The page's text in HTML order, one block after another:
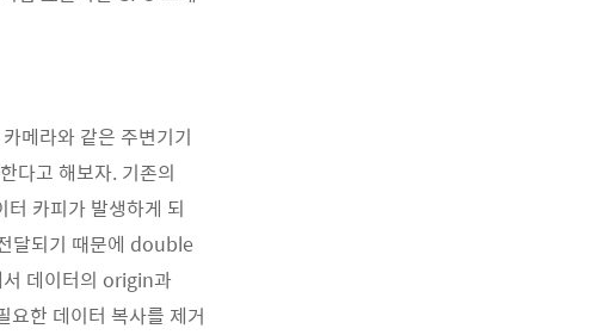
메라와 같은 주변기기
다고 해보자. 기존의
카피가 발생하게 되
달되기 때문에 double
데이터의 origin과
한 데이터 복사를 제거